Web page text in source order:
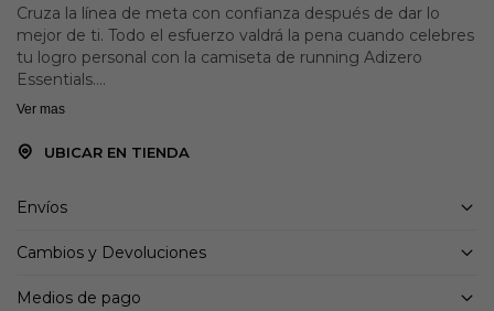
Cruza la línea de meta con confianza después de dar lo
mejor de ti. Todo el esfuerzo valdrá la pena cuando celebres
tu logro personal con la camiseta de running Adizero
Essentials.
que se mantiene suave al tacto, esta remera clásica de
AEROREADY utilizan materiales absorbentes o que repelen
mientras corres.
Hecho con una serie de materiales reciclados, este
Ver mas
UBICAR EN TIENDA
Envíos
Cambios y Devoluciones
Medios de pago